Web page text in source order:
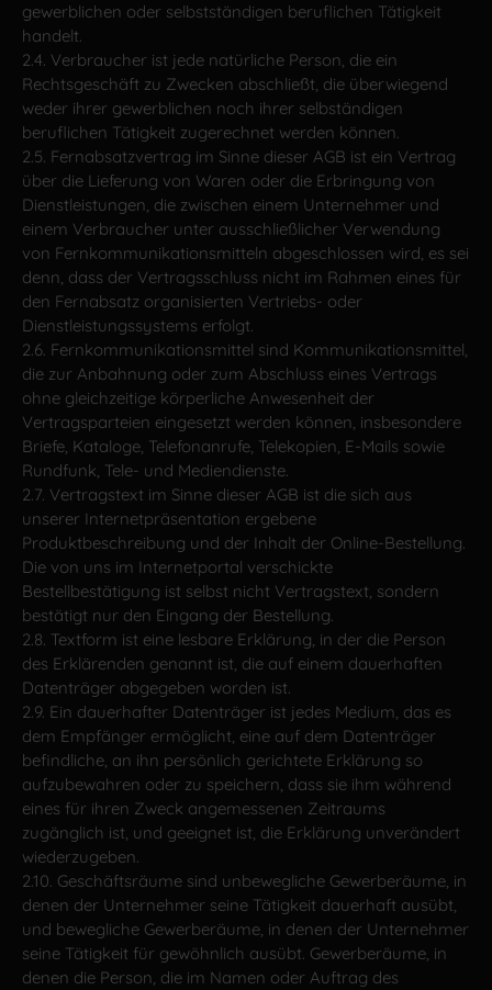
gewerblichen oder selbstständigen beruflichen Tätigkeit
handelt.
2.4. Verbraucher ist jede natürliche Person, die ein
Rechtsgeschäft zu Zwecken abschließt, die überwiegend
weder ihrer gewerblichen noch ihrer selbständigen
beruflichen Tätigkeit zugerechnet werden können.
2.5. Fernabsatzvertrag im Sinne dieser AGB ist ein Vertrag
über die Lieferung von Waren oder die Erbringung von
Dienstleistungen, die zwischen einem Unternehmer und
einem Verbraucher unter ausschließlicher Verwendung
von Fernkommunikationsmitteln abgeschlossen wird, es sei
denn, dass der Vertragsschluss nicht im Rahmen eines für
den Fernabsatz organisierten Vertriebs- oder
Dienstleistungssystems erfolgt.
2.6. Fernkommunikationsmittel sind Kommunikationsmittel,
die zur Anbahnung oder zum Abschluss eines Vertrags
ohne gleichzeitige körperliche Anwesenheit der
Vertragsparteien eingesetzt werden können, insbesondere
Briefe, Kataloge, Telefonanrufe, Telekopien, E-Mails sowie
Rundfunk, Tele- und Mediendienste.
2.7. Vertragstext im Sinne dieser AGB ist die sich aus
unserer Internetpräsentation ergebene
Produktbeschreibung und der Inhalt der Online-Bestellung.
Die von uns im Internetportal verschickte
Bestellbestätigung ist selbst nicht Vertragstext, sondern
bestätigt nur den Eingang der Bestellung.
2.8. Textform ist eine lesbare Erklärung, in der die Person
des Erklärenden genannt ist, die auf einem dauerhaften
Datenträger abgegeben worden ist.
2.9. Ein dauerhafter Datenträger ist jedes Medium, das es
dem Empfänger ermöglicht, eine auf dem Datenträger
befindliche, an ihn persönlich gerichtete Erklärung so
aufzubewahren oder zu speichern, dass sie ihm während
eines für ihren Zweck angemessenen Zeitraums
zugänglich ist, und geeignet ist, die Erklärung unverändert
wiederzugeben.
2.10. Geschäftsräume sind unbewegliche Gewerberäume, in
denen der Unternehmer seine Tätigkeit dauerhaft ausübt,
und bewegliche Gewerberäume, in denen der Unternehmer
seine Tätigkeit für gewöhnlich ausübt. Gewerberäume, in
denen die Person, die im Namen oder Auftrag des